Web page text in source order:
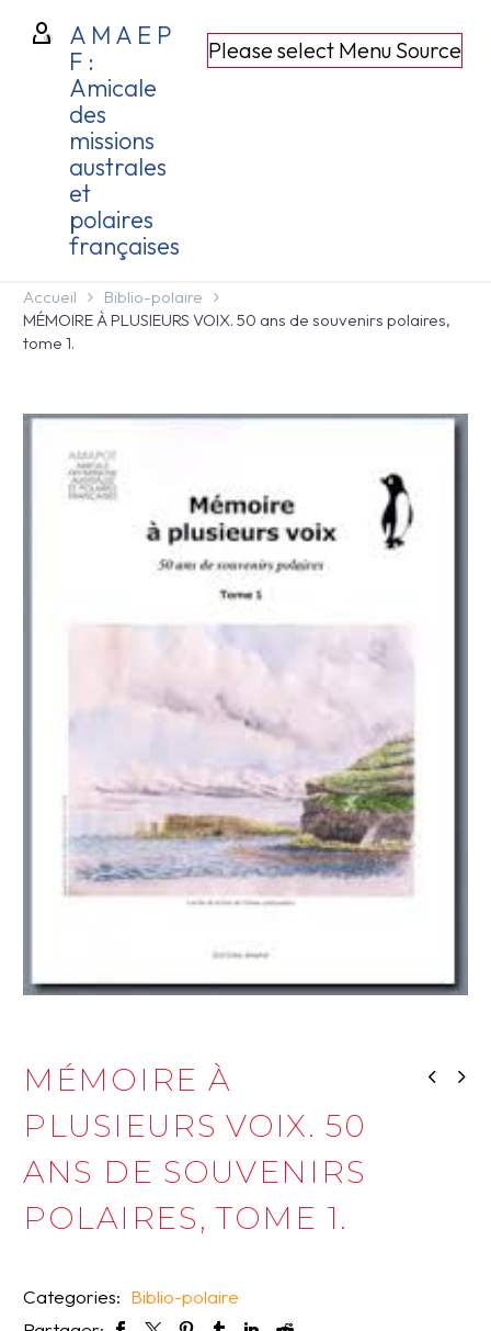
Please select Menu Source
A M A E P
F :
Amicale
des
missions
australes
et
polaires
françaises
Accueil
Biblio-polaire
MÉMOIRE À PLUSIEURS VOIX. 50 ans de souvenirs polaires,
tome 1.
MÉMOIRE À
PLUSIEURS VOIX. 50
ANS DE SOUVENIRS
POLAIRES, TOME 1.
Categories: Biblio-polaire